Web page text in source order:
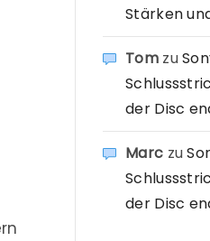
Stärken
Tomzu
der Disc
Marc zu
der Disc